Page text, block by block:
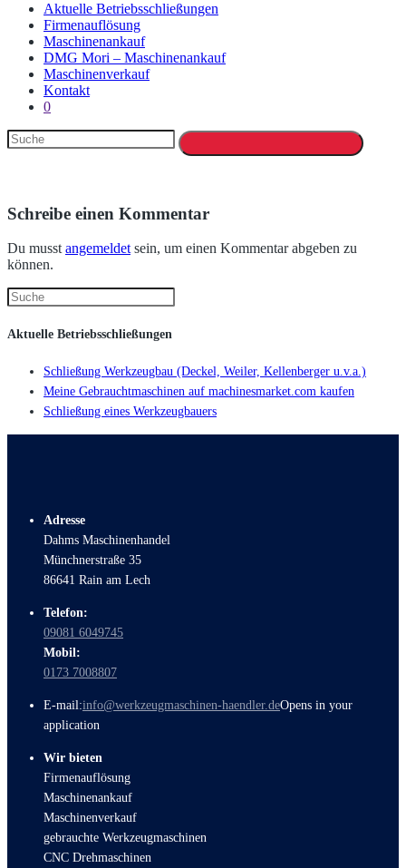
Aktuelle Betriebsschließungen
Firmenauflösung
Maschinenankauf
DMG Mori – Maschinenankauf
Maschinenverkauf
Kontakt
0
Schreibe einen Kommentar
Du musstangemeldetsein, um einen Kommentar abgeben zu
können.
Aktuelle Betriebsschließungen
Schließung Werkzeugbau (Deckel, Weiler, Kellenberger u.v.a.)
Meine Gebrauchtmaschinen auf machinesmarket.com kaufen
Schließung eines Werkzeugbauers
Adresse
Dahms Maschinenhandel
Münchnerstraße 35
86641 Rain am Lech
Telefon:
09081 6049745
Mobil:
0173 7008807
E-mail:info@werkzeugmaschinen-haendler.deOpens in your
application
Wir bieten
Firmenauflösung
Maschinenankauf
Maschinenverkauf
gebrauchte Werkzeugmaschinen
CNC Drehmaschinen